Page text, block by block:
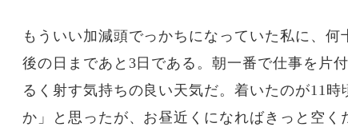
もういい加減頭でっかちになっていた私に、
後の日まであと3日である。朝一番で仕事を片
るく射す気持ちの良い天気だ。着いたのが11
か」と思ったが、お昼近くになればきっと空く